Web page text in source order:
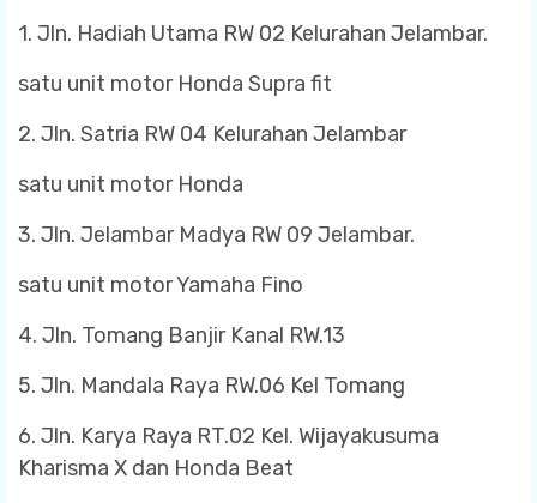
1. Jln. Hadiah Utama RW 02 Kelurahan Jelambar.
satu unit motor Honda Supra fit
2. Jln. Satria RW 04 Kelurahan Jelambar
satu unit motor Honda
3. Jln. Jelambar Madya RW 09 Jelambar.
satu unit motor Yamaha Fino
4. Jln. Tomang Banjir Kanal RW.13
5. Jln. Mandala Raya RW.06 Kel Tomang
6. Jln. Karya Raya RT.02 Kel. Wijayakusuma
Kharisma X dan Honda Beat